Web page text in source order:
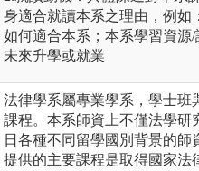
身適合就讀本系之理由，例如
如何適合本系；本系學習資源
未來升學或就業
法律學系屬專業學系，學士班
課程。本系師資上不僅法學研
日各種不同留學國別背景的師
提供的主要課程是取得國家法